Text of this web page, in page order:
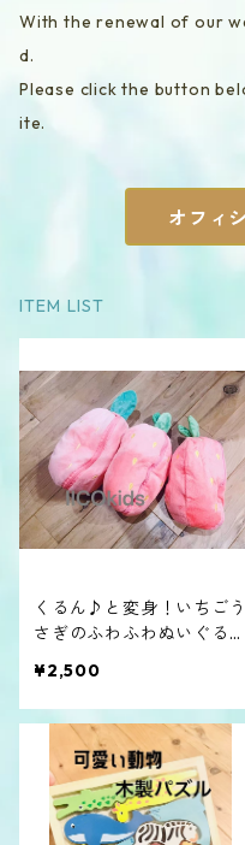
With the renewal of our
d.
Please click the button
ite.
オフィ
ITEM LIST
くるん♪と変身！いちごう
さぎのふわふわぬいぐる
¥2,500